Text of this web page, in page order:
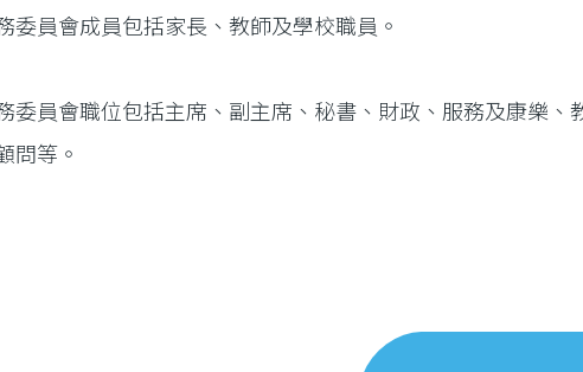
委員會成員包括家長、教師及學校職員。
委員會職位包括主席、副主席、秘書、財政、服務及康樂、
問等。